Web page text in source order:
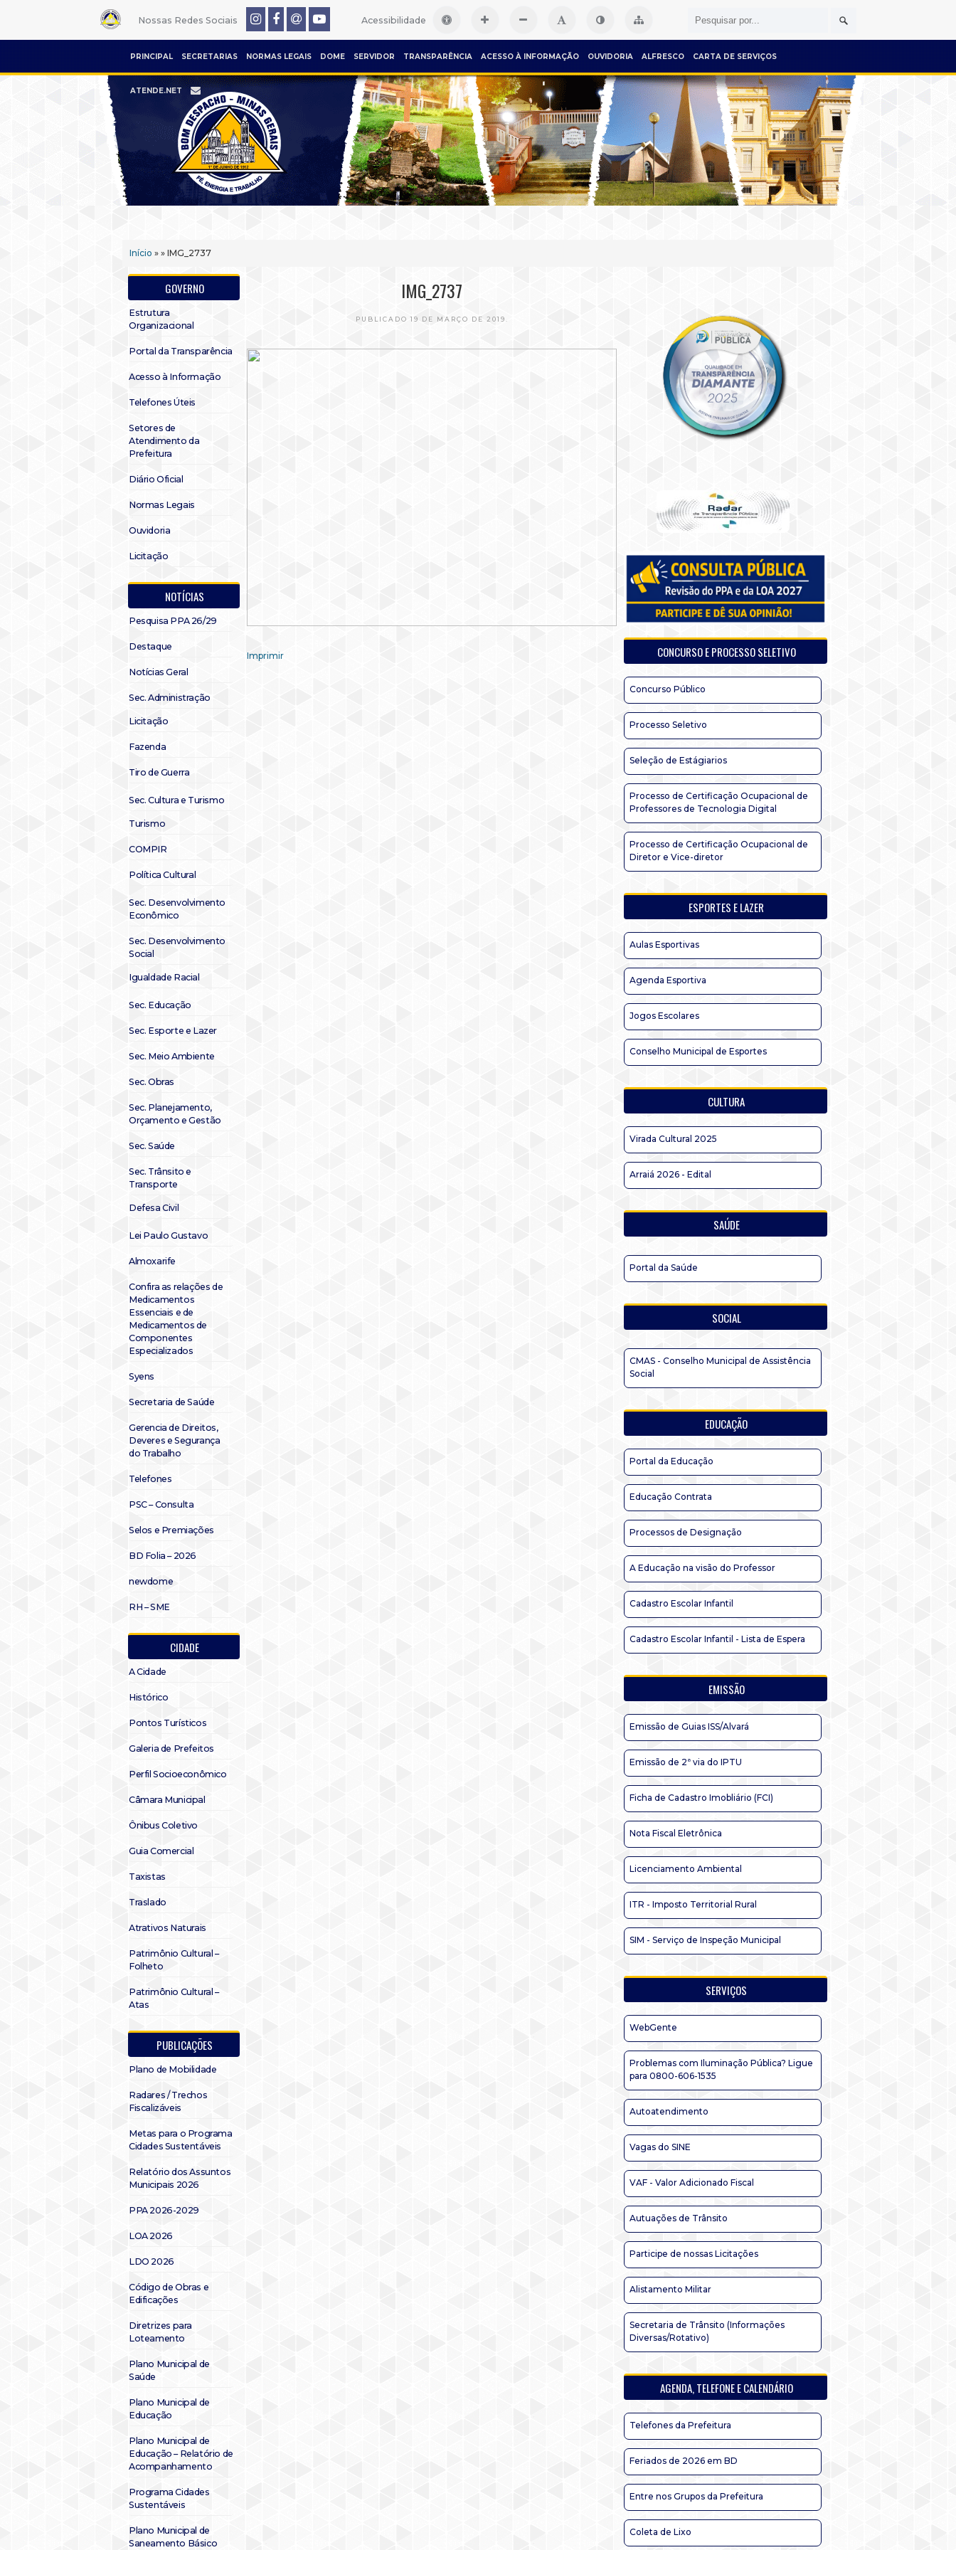
Nossas Redes Sociais Acessibilidade
PRINCIPAL SECRETARIAS NORMAS LEGAIS DOME SERVIDOR TRANSPARÊNCIA ACESSO À INFORMAÇÃO OUVIDORIA ALFRESCO CARTA DE SERVIÇOS
ATENDE.NET
Início » » IMG_2737
GOVERNO
Estrutura
Organizacional
Portal da Transparência
Acesso à Informação
Telefones Úteis
Setores de
Atendimento da
Prefeitura
Diário Oficial
Normas Legais
Ouvidoria
Licitação
NOTÍCIAS
Pesquisa PPA 26/29
Destaque
Notícias Geral
Sec. Administração
Licitação
Fazenda
Tiro de Guerra
Sec. Cultura e Turismo
Turismo
COMPIR
Política Cultural
Sec. Desenvolvimento
Econômico
Sec. Desenvolvimento
Social
Igualdade Racial
Sec. Educação
Sec. Esporte e Lazer
Sec. Meio Ambiente
Sec. Obras
Sec. Planejamento,
Orçamento e Gestão
Sec. Saúde
Sec. Trânsito e
Transporte
Defesa Civil
Lei Paulo Gustavo
Almoxarife
Confira as relações de
Medicamentos
Essenciais e de
Medicamentos de
Componentes
Especializados
Syens
Secretaria de Saúde
Gerencia de Direitos,
Deveres e Segurança
do Trabalho
Telefones
PSC – Consulta
Selos e Premiações
BD Folia – 2026
newdome
RH – SME
CIDADE
A Cidade
Histórico
Pontos Turísticos
Galeria de Prefeitos
Perfil Socioeconômico
Câmara Municipal
Ônibus Coletivo
Guia Comercial
Taxistas
Traslado
Atrativos Naturais
Patrimônio Cultural –
Folheto
Patrimônio Cultural –
Atas
PUBLICAÇÕES
Plano de Mobilidade
Radares / Trechos
Fiscalizáveis
Metas para o Programa
Cidades Sustentáveis
Relatório dos Assuntos
Municipais 2026
PPA 2026-2029
LOA 2026
LDO 2026
Código de Obras e
Edificações
Diretrizes para
Loteamento
Plano Municipal de
Saúde
Plano Municipal de
Educação
Plano Municipal de
Educação – Relatório de
Acompanhamento
Programa Cidades
Sustentáveis
Plano Municipal de
Saneamento Básico
IMG_2737
PUBLICADO 19 DE MARÇO DE 2019.
Imprimir CONCURSO E PROCESSO SELETIVO
Concurso Público
Processo Seletivo
Seleção de Estágiarios
Processo de Certificação Ocupacional de
Professores de Tecnologia Digital
Processo de Certificação Ocupacional de
Diretor e Vice-diretor
ESPORTES E LAZER
Aulas Esportivas
Agenda Esportiva
Jogos Escolares
Conselho Municipal de Esportes
CULTURA
Virada Cultural 2025
Arraiá 2026 - Edital
SAÚDE
Portal da Saúde
SOCIAL
CMAS - Conselho Municipal de Assistência
Social
EDUCAÇÃO
Portal da Educação
Educação Contrata
Processos de Designação
A Educação na visão do Professor
Cadastro Escolar Infantil
Cadastro Escolar Infantil - Lista de Espera
EMISSÃO
Emissão de Guias ISS/Alvará
Emissão de 2ª via do IPTU
Ficha de Cadastro Imobliário (FCI)
Nota Fiscal Eletrônica
Licenciamento Ambiental
ITR - Imposto Territorial Rural
SIM - Serviço de Inspeção Municipal
SERVIÇOS
WebGente
Problemas com Iluminação Pública? Ligue
para 0800-606-1535
Autoatendimento
Vagas do SINE
VAF - Valor Adicionado Fiscal
Autuações de Trânsito
Participe de nossas Licitações
Alistamento Militar
Secretaria de Trânsito (Informações
Diversas/Rotativo)
AGENDA, TELEFONE E CALENDÁRIO
Telefones da Prefeitura
Feriados de 2026 em BD
Entre nos Grupos da Prefeitura
Coleta de Lixo